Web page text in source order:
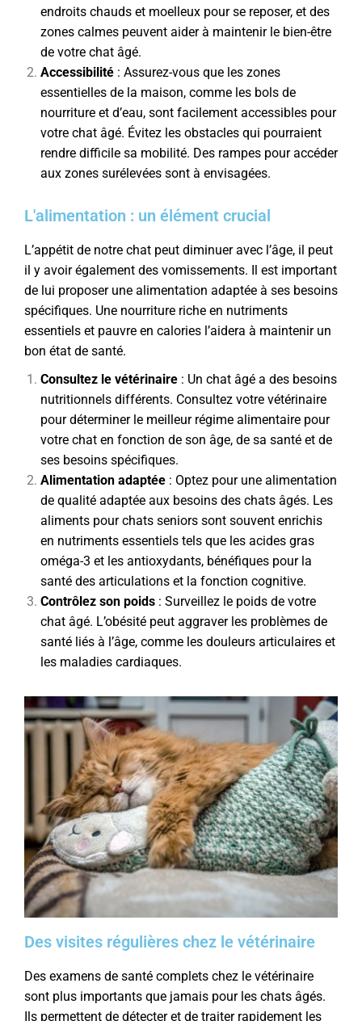
endroits chauds et moelleux pour se reposer, et des
zones calmes peuvent aider à maintenir le bien-être
de votre chat âgé.
Accessibilité : Assurez-vous que les zones
essentielles de la maison, comme les bols de
nourriture et d’eau, sont facilement accessibles pour
votre chat âgé. Évitez les obstacles qui pourraient
rendre difficile sa mobilité. Des rampes pour accéder
aux zones surélevées sont à envisagées.
L'alimentation : un élément crucial
L’appétit de notre chat peut diminuer avec l’âge, il peut
il y avoir également des vomissements. Il est important
de lui proposer une alimentation adaptée à ses besoins
spécifiques. Une nourriture riche en nutriments
essentiels et pauvre en calories l’aidera à maintenir un
bon état de santé.
Consultez le vétérinaire : Un chat âgé a des besoins
nutritionnels différents. Consultez votre vétérinaire
pour déterminer le meilleur régime alimentaire pour
votre chat en fonction de son âge, de sa santé et de
ses besoins spécifiques.
Alimentation adaptée : Optez pour une alimentation
de qualité adaptée aux besoins des chats âgés. Les
aliments pour chats seniors sont souvent enrichis
en nutriments essentiels tels que les acides gras
oméga-3 et les antioxydants, bénéfiques pour la
santé des articulations et la fonction cognitive.
Contrôlez son poids : Surveillez le poids de votre
chat âgé. L’obésité peut aggraver les problèmes de
santé liés à l’âge, comme les douleurs articulaires et
les maladies cardiaques.
Des visites régulières chez le vétérinaire
Des examens de santé complets chez le vétérinaire
sont plus importants que jamais pour les chats âgés.
Ils permettent de détecter et de traiter rapidement les